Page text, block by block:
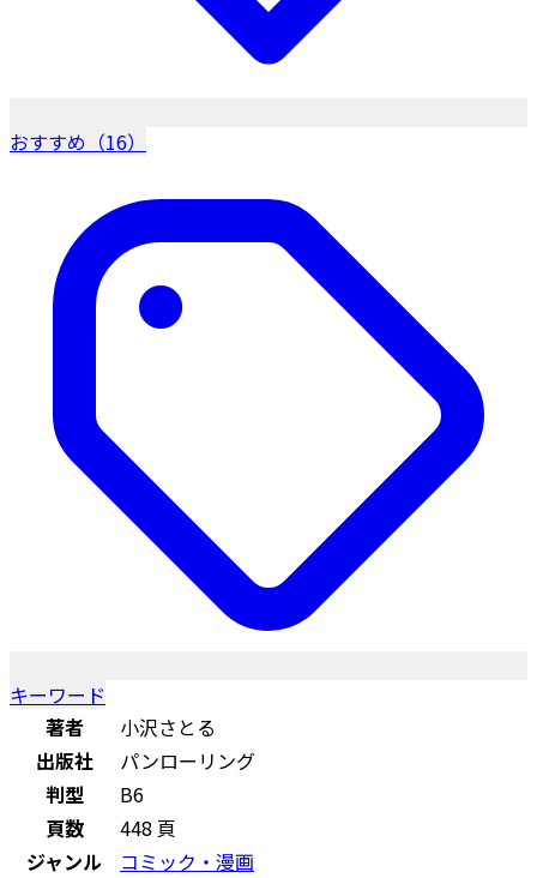
おすすめ（16）
キーワード
著者
小沢さとる
出版社
パンローリング
判型
B6
頁数
448 頁
ジャンル
コミック・漫画